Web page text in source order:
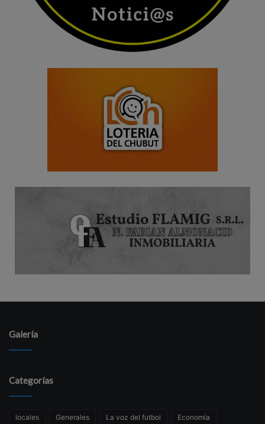
Galería
Categorías
locales Generales La voz del futbol Economía